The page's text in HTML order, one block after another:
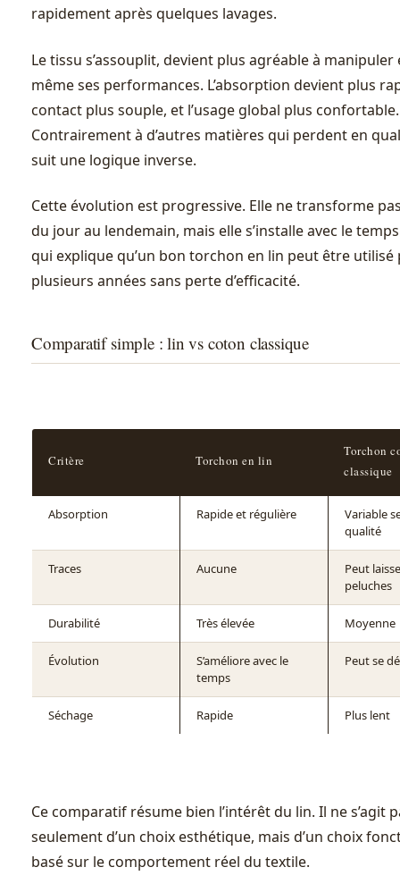
rapidement après quelques lavages.
Le tissu s’assouplit, devient plus agréable à
même ses performances. L’absorption devient plus
contact plus souple, et l’usage global plus confortable.
Contrairement à d’autres matières qui perdent en
suit une logique inverse.
Cette évolution est progressive. Elle ne transforme
du jour au lendemain, mais elle s’installe avec le temps.
qui explique qu’un bon torchon en lin peut être utilisé
plusieurs années sans perte d’efficacité.
Comparatif simple : lin vs coton classique
Critère Torchon en lin
Torchon
classique
Absorption Rapide et régulière
Variable
qualité
Traces Aucune
Peut
peluches
Durabilité Très élevée Moyenne
Évolution
S’améliore avec le
temps
Peut se
Séchage Rapide Plus lent
Ce comparatif résume bien l’intérêt du lin. Il ne s’agit
seulement d’un choix esthétique, mais d’un choix
basé sur le comportement réel du textile.